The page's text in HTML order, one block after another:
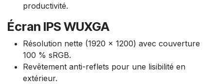
productivité.
Écran IPS WUXGA
Résolution nette (1920 x 1200) avec couverture
100 % sRGB.
Revêtement anti-reflets pour une lisibilité en
extérieur.